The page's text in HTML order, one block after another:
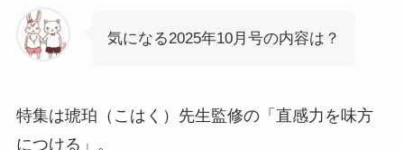
気になる2025年10月号の内容は？
特集は琥珀（こはく）先生監修の「直感力を味方
につける」。